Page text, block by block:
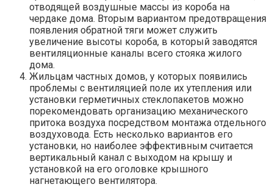
отводящей воздушные массы из короба на
чердаке дома. Вторым вариантом предотвращения
появления обратной тяги может служить
увеличение высоты короба, в который заводятся
вентиляционные каналы всего стояка жилого
дома.
Жильцам частных домов, у которых появились
проблемы с вентиляцией поле их утепления или
установки герметичных стеклопакетов можно
порекомендовать организацию механического
притока воздуха посредством монтажа отдельного
воздуховода. Есть несколько вариантов его
установки, но наиболее эффективным считается
вертикальный канал с выходом на крышу и
установкой на его оголовке крышного
нагнетающего вентилятора.